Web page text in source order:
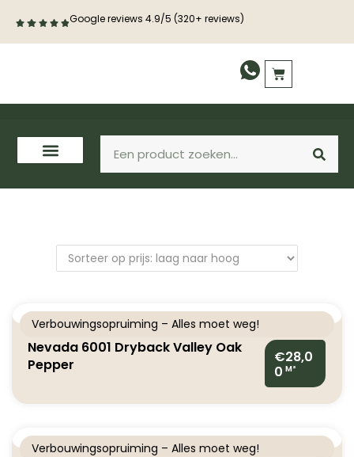
Google reviews 4.9/5 (320+ reviews)
Verbouwingsopruiming – Alles moet weg!
Nevada 6001 Dryback Valley Oak
Pepper
€28,0
0 M²
Verbouwingsopruiming – Alles moet weg!